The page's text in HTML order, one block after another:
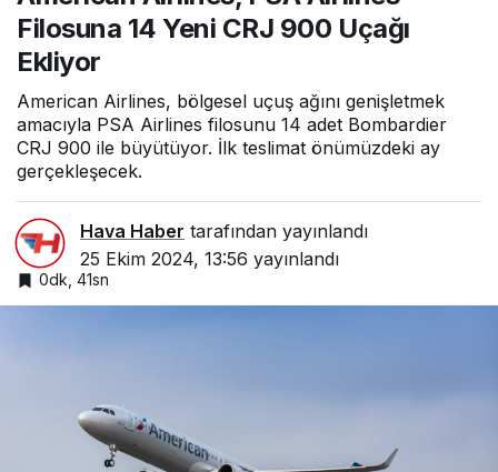
Filosuna 14 Yeni CRJ 900 Uçağı
Ekliyor
American Airlines, bölgesel uçuş ağını genişletmek
amacıyla PSA Airlines filosunu 14 adet Bombardier
CRJ 900 ile büyütüyor. İlk teslimat önümüzdeki ay
gerçekleşecek.
Hava Haber tarafından yayınlandı
25 Ekim 2024, 13:56 yayınlandı
0dk, 41sn